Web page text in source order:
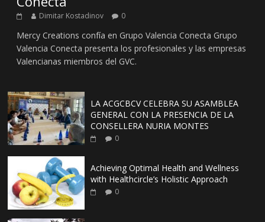
Dimitar Kostadinov 0
Mercy Creations confía en Grupo Valencia Conecta Grupo
Valencia Conecta presenta los profesionales y las empresas
Valencianas miembros del GVC.
LA ACGCBCV CELEBRA SU ASAMBLEA
GENERAL CON LA PRESENCIA DE LA
CONSELLERA NURIA MONTES
0
Achieving Optimal Health and Wellness
with Healthcircle’s Holistic Approach
0